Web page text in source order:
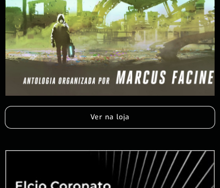
Ver na loja